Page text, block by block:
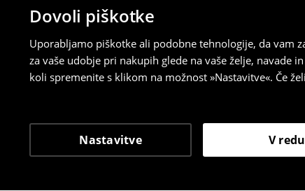
Dovoli piškotke
Uporabljamo piškotke ali podobne tehnologije, da vam
za vaše udobje pri nakupih glede na vaše želje,
koli spremenite s klikom na možnost »Nastavitve«. Če
Nastavitve V redu